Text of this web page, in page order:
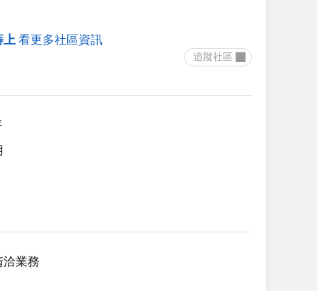
上 看更多社區資訊
洽業務